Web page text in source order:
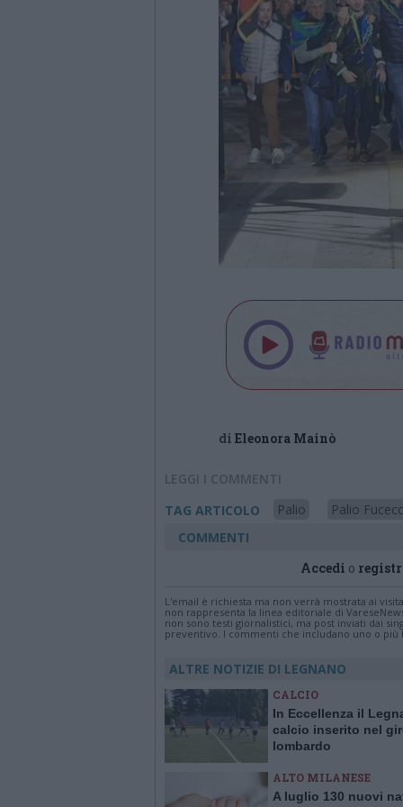
di Eleonora Mainò
LEGGI I COMMENTI
TAG ARTICOLO
Palio
Palio
COMMENTI
Accedi o
L'email è richiesta ma non verrà mostrata ai
non rappresenta la linea editoriale di
non sono testi giornalistici, ma post inviati dai
preventivo. I commenti che includano uno o
ALTRE NOTIZIE DI LEGNANO
CALCIO
In Eccellenza il
calcio inserito nel
lombardo
ALTO MILANESE
A luglio 130 nuovi